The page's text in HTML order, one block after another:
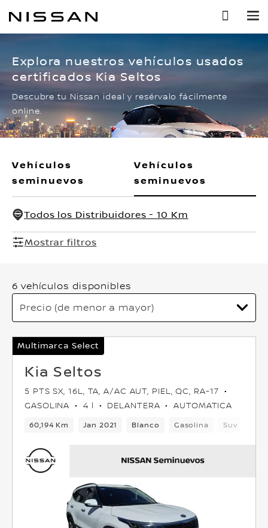
contenido
Explora nuestros vehículos usados
certificados Kia Seltos
Descubre tu Nissan ideal y resérvalo fácilmente
online.
Vehículos
seminuevos
Vehículos
seminuevos
Todos los Distribuidores - 10 Km
Mostrar filtros
6 vehículos disponibles
Multimarca Select
Kia Seltos
5 PTS SX, 16L, TA, A/AC AUT, PIEL, QC, RA-17
GASOLINA
4 l DELANTERA AUTOMATICA
60,194 Km Jan 2021 Blanco Gasolina Suv